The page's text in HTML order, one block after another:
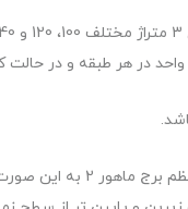
به صورت کلی نظم برج